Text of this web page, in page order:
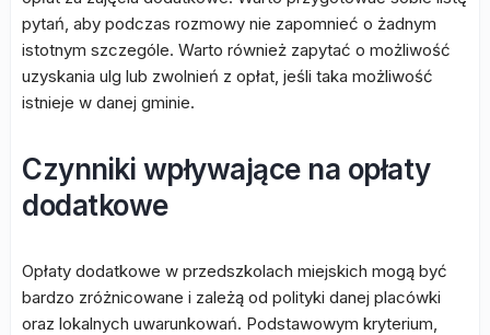
pytań, aby podczas rozmowy nie zapomnieć o żadnym
istotnym szczególe. Warto również zapytać o możliwość
uzyskania ulg lub zwolnień z opłat, jeśli taka możliwość
istnieje w danej gminie.
Czynniki wpływające na opłaty
dodatkowe
Opłaty dodatkowe w przedszkolach miejskich mogą być
bardzo zróżnicowane i zależą od polityki danej placówki
oraz lokalnych uwarunkowań. Podstawowym kryterium,